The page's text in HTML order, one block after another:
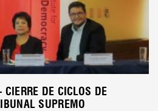
DE CICLOS DE
SUPREMO